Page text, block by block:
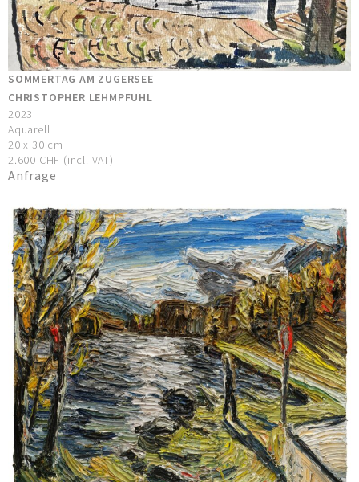
SOMMERTAG AM ZUGERSEE
CHRISTOPHER LEHMPFUHL
2023
Aquarell
20 x 30 cm
2.600 CHF (incl. VAT)
Anfrage